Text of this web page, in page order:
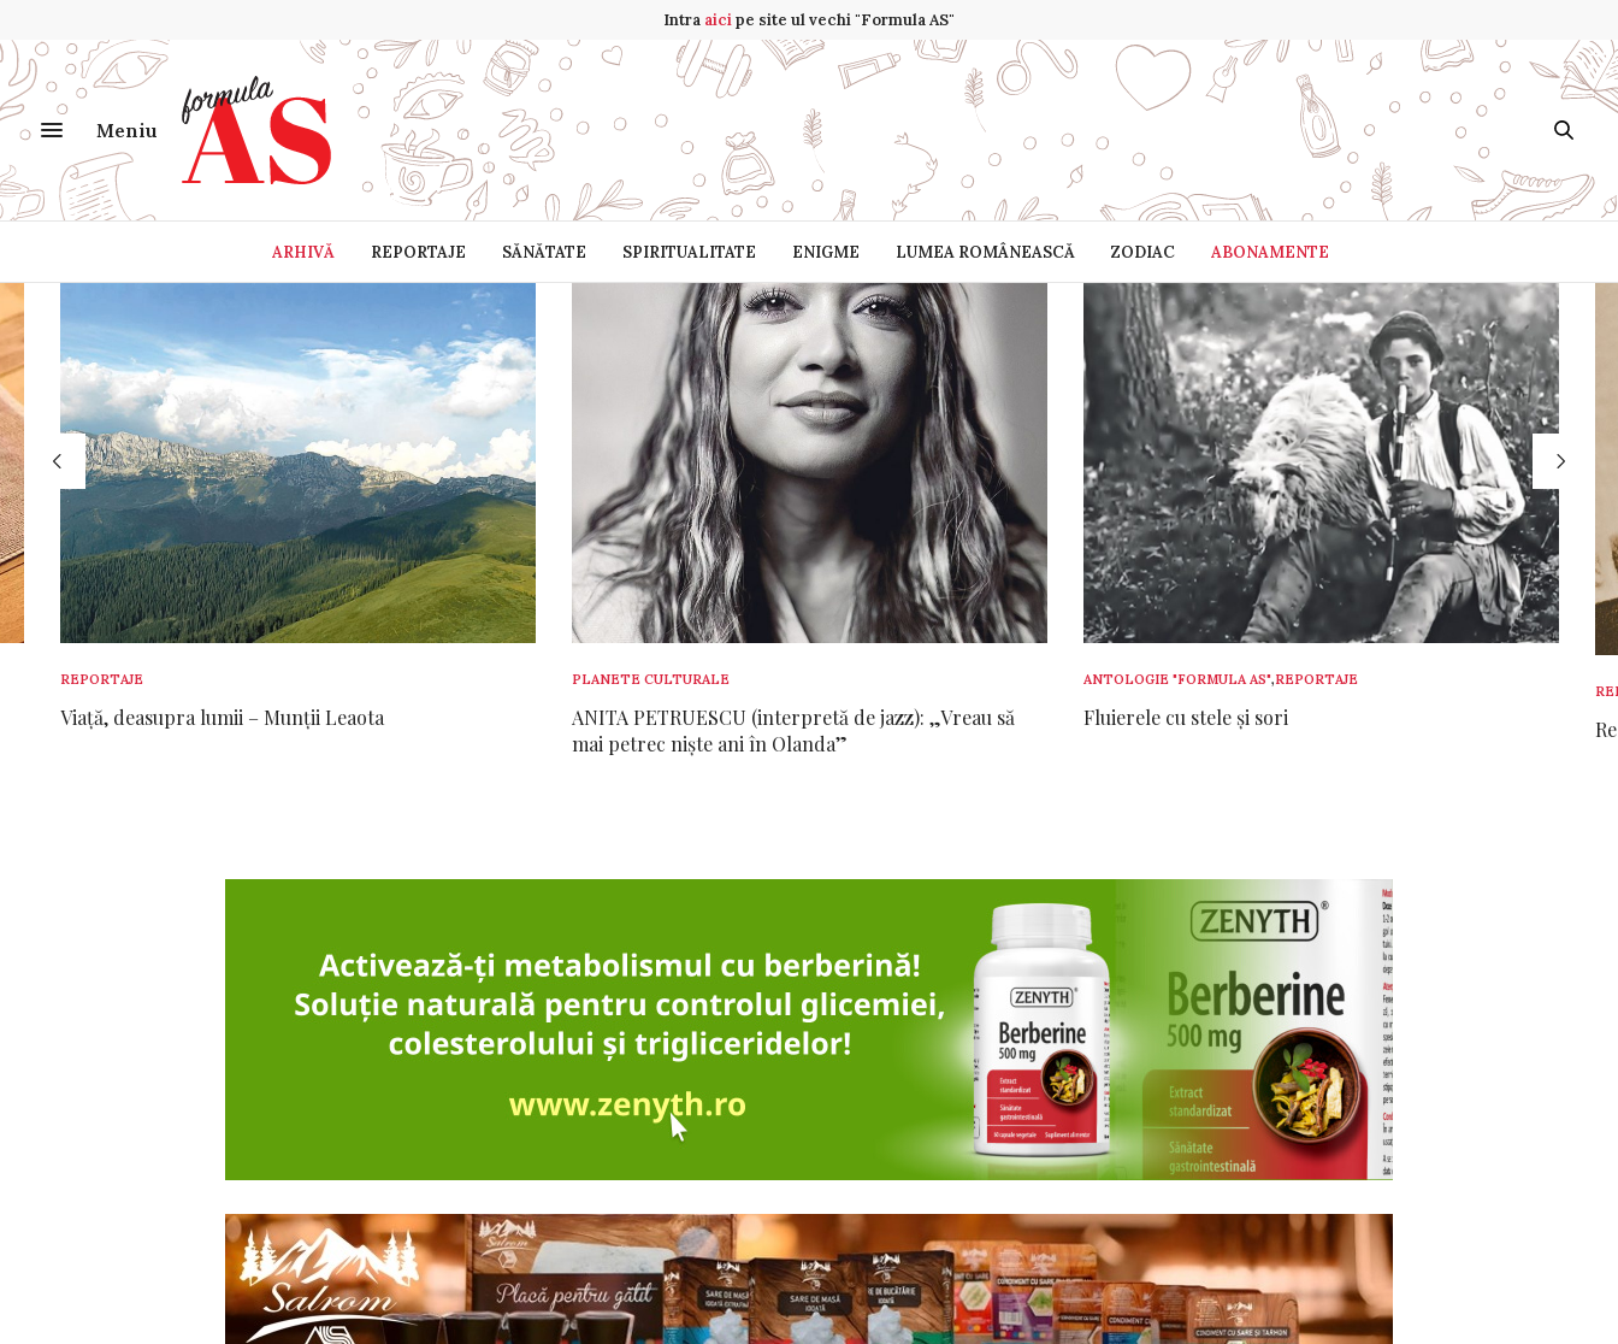
Intra aicipe site ul vechi "Formula AS"
Meniu
ARHIVĂ REPORTAJE SĂNĂTATE SPIRITUALITATE ENIGME LUMEA ROMÂNEASCĂ ZODIAC ABONAMENTE
REPORTAJE
Viață, deasupra lumii – Munții Leaota
PLANETE CULTURALE
ANITA PETRUESCU (interpretă de jazz): „Vreau să
mai petrec niște ani în Olanda”
ANTOLOGIE "FORMULA AS",REPORTAJE
Fluierele cu stele și sori